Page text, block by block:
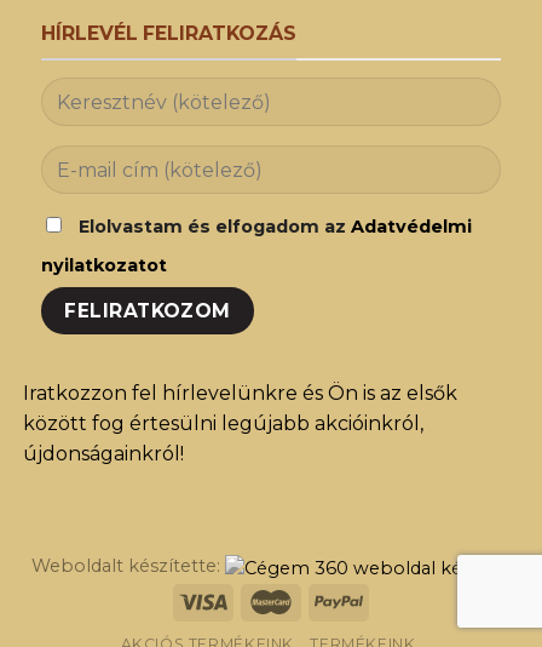
HÍRLEVÉL FELIRATKOZÁS
Elolvastam és elfogadom az Adatvédelmi
nyilatkozatot
Iratkozzon fel hírlevelünkre és Ön is az elsők
között fog értesülni legújabb akcióinkról,
újdonságainkról!
Weboldalt készítette: